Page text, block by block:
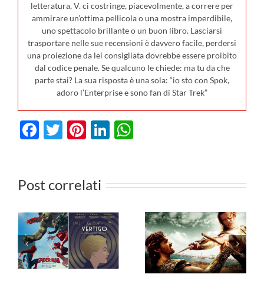
letteratura, V. ci costringe, piacevolmente, a correre per
ammirare un’ottima pellicola o una mostra imperdibile,
uno spettacolo brillante o un buon libro. Lasciarsi
trasportare nelle sue recensioni è davvero facile, perdersi
una proiezione da lei consigliata dovrebbe essere proibito
dal codice penale. Se qualcuno le chiede: ma tu da che
parte stai? La sua risposta è una sola: “io sto con Spok,
adoro l’Enterprise e sono fan di Star Trek”
Facebook
Twitter
Pinterest
LinkedIn
Post correlati
vedere in TV
dal 27 luglio
al 2 agosto
cinema il 23
luglio: da
Terapia di
Famiglia e
Deep Water,